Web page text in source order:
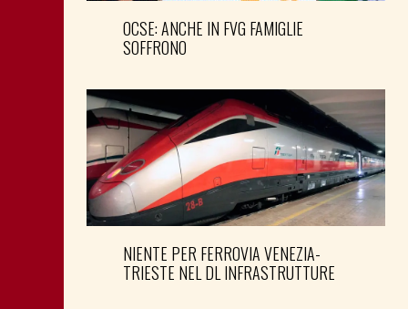
OCSE: ANCHE IN FVG FAMIGLIE
SOFFRONO
NIENTE PER FERROVIA VENEZIA-
TRIESTE NEL DL INFRASTRUTTURE